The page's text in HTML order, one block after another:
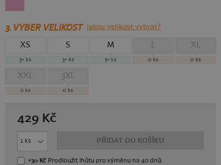
3.VYBER VELIKOST Jakou velikost vybrat?
XS
3+ ks
S
3+ ks
M
3+ ks
L
0 ks
XL
0 ks
XXL
0 ks
3XL
0 ks
429 Kč
PŘIDAT DO KOŠÍKU
+30 Kč Prodloužit lhůtupro výměnu na 40 dnů